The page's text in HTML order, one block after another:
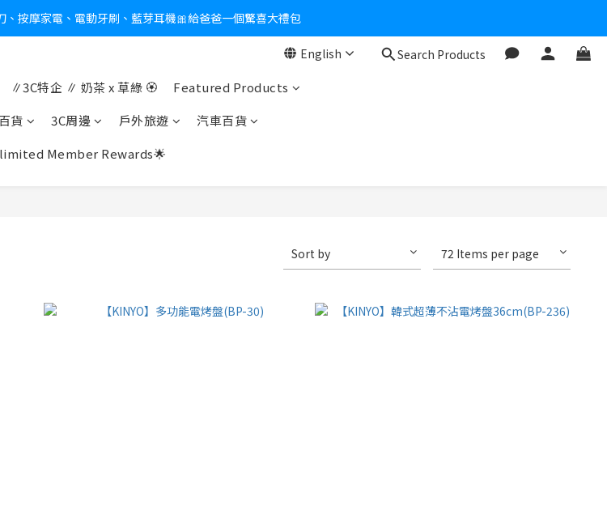
購物金✨再享消費回饋無極限
、按摩家電、電動牙刷、藍芽耳機🎀給爸爸一個驚喜大禮包
購物金✨再享消費回饋無極限
English Search Products
∥3C特企 ∥ 奶茶 x 草綠 🏵
Featured Products
貨 3C周邊 戶外旅遊
汽車百貨
Member Rewards🌟
Sort by 72 Items per page